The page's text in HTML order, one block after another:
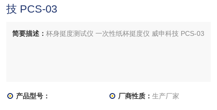
技 PCS-03
简要描述：杯身挺度测试仪 一次性纸杯挺度仪 威申科技 PCS-03
产品型号： 厂商性质： 生产厂家